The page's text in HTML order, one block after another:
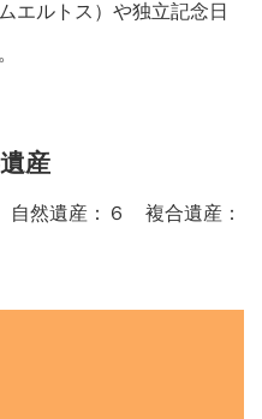
エルトス）や独立記念日
産
然遺産：６ 複合遺産：